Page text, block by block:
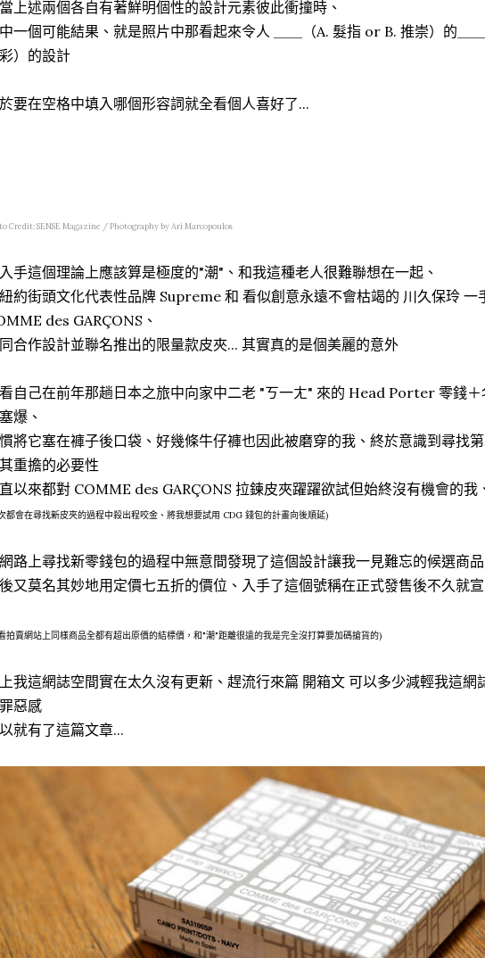
上述兩個各自有著鮮明個性的設計元素彼此衝撞時、
一個可能結果、就是照片中那看起來令人 ＿＿（A. 髮指 or B. 推崇）的＿
）的設計
要在空格中填入哪個形容詞就全看個人喜好了...
Credit: SENSE Magazine / Photography by Ari Marcopoulos
手這個理論上應該算是極度的"潮"、和我這種老人很難聯想在一起、
約街頭文化代表性品牌 Supreme 和 看似創意永遠不會枯竭的 川久保玲 一
des GARÇONS、
合作設計並聯名推出的限量款皮夾... 其實真的是個美麗的意外
自己在前年那趟日本之旅中向家中二老 "ㄎ一ㄤ" 來的 Head Porter 零錢＋
爆、
將它塞在褲子後口袋、好幾條牛仔褲也因此被磨穿的我、終於意識到尋找
重擔的必要性
以來都對 COMME des GARÇONS 拉鍊皮夾躍躍欲試但始終沒有機會的我
都會在尋找新皮夾的過程中殺出程咬金、將我想要試用 CDG 錢包的計畫向後順延)
路上尋找新零錢包的過程中無意間發現了這個設計讓我一見難忘的候選商品
又莫名其妙地用定價七五折的價位、入手了這個號稱在正式發售後不久就
拍賣網站上同樣商品全都有超出原價的結標價，和"潮"距離很遠的我是完全沒打算要加碼搶貨的)
我這網誌空間實在太久沒有更新、趕流行來篇 開箱文 可以多少減輕我這網
惡感
就有了這篇文章...